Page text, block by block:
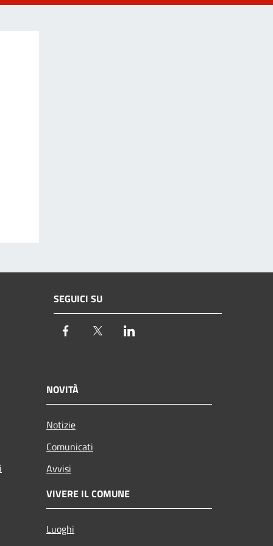
SEGUICI SU
Facebook Twitter
NOVITÀ
Notizie
Comunicati
Avvisi
VIVERE IL COMUNE
Luoghi